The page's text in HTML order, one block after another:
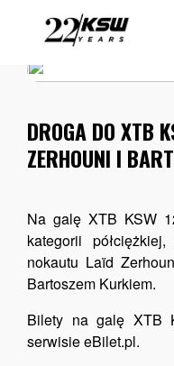
DROGA DO XTB
ZERHOUNI I
Na galę XTB KSW
kategorii
nokautu Laïd
Bartoszem Kurkiem.
Bilety na galę XTB
serwisie eBilet.pl.